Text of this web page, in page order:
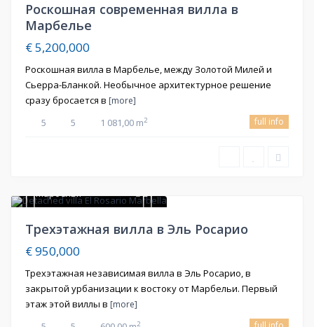
Роскошная современная вилла в
Марбелье
€ 5,200,000
Роскошная вилла в Марбелье, между Золотой Милей и
Сьерра-Бланкой. Необычное архитектурное решение
сразу бросается в [more]
5 5 1 081,00 m2 full info
21
Марбелья
Price Reduced
Трехэтажная вилла в Эль Росарио
€ 950,000
Трехэтажная независимая вилла в Эль Росарио, в
закрытой урбанизации к востоку от Марбельи. Первый
этаж этой виллы в [more]
2